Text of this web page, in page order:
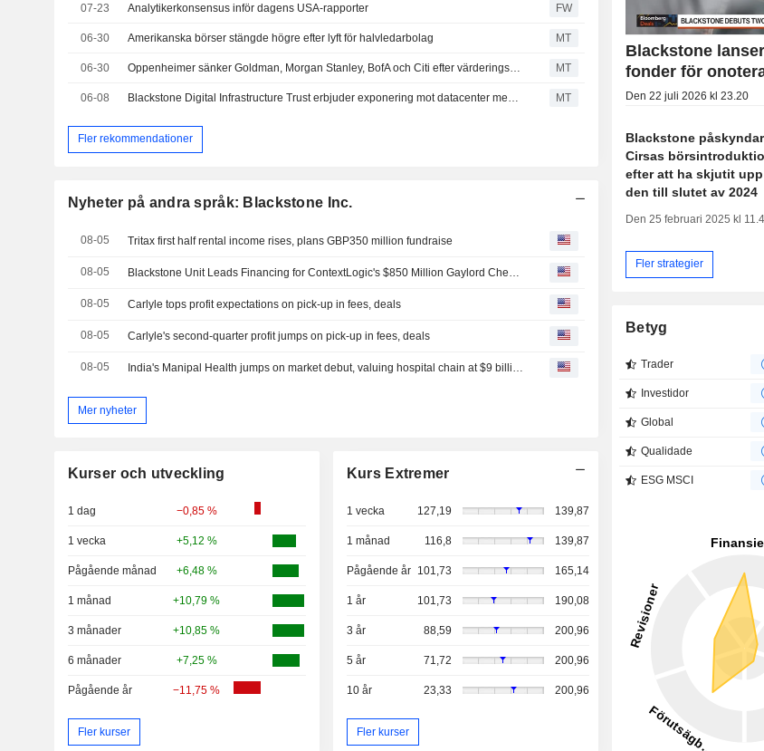
07-23 Analytikerkonsensus inför dagens USA-rapporter FW
06-30 Amerikanska börser stängde högre efter lyft för halvledarbolag MT
06-30 MT
06-08 MT
Fler rekommendationer
Nyheter på andra språk: Blackstone Inc.
08-05 Tritax first half rental income rises, plans GBP350 million fundraise
08-05 Blackstone Unit Leads Financing for ContextLogic's $850 Million Gaylord Chemical Acquisition
08-05 Carlyle tops profit expectations on pick-up in fees, deals
08-05 Carlyle's second-quarter profit jumps on pick-up in fees, deals
08-05 India's Manipal Health jumps on market debut, valuing hospital chain at $9 billion
Mer nyheter
Kurser och utveckling
1 dag −0,85 %
1 vecka +5,12 %
Pågående månad +6,48 %
1 månad +10,79 %
3 månader +10,85 %
6 månader +7,25 %
Pågående år −11,75 %
Fler kurser
Kurs Extremer
1 vecka 127,19 139,87
1 månad 116,8 139,87
Pågående år 101,73 165,14
1 år 101,73 190,08
3 år 88,59 200,96
5 år 71,72 200,96
10 år 23,33 200,96
Fler kurser
Blackstone
fonder för
Den 22 juli 2026 kl 23.20
Blackstone påskyndar
Cirsas
efter att ha skjutit upp
den till slutet av 2024
Den 25 februari 2025 kl
Fler strategier
Betyg
Trader
Investidor
Global
Qualidade
ESG MSCI